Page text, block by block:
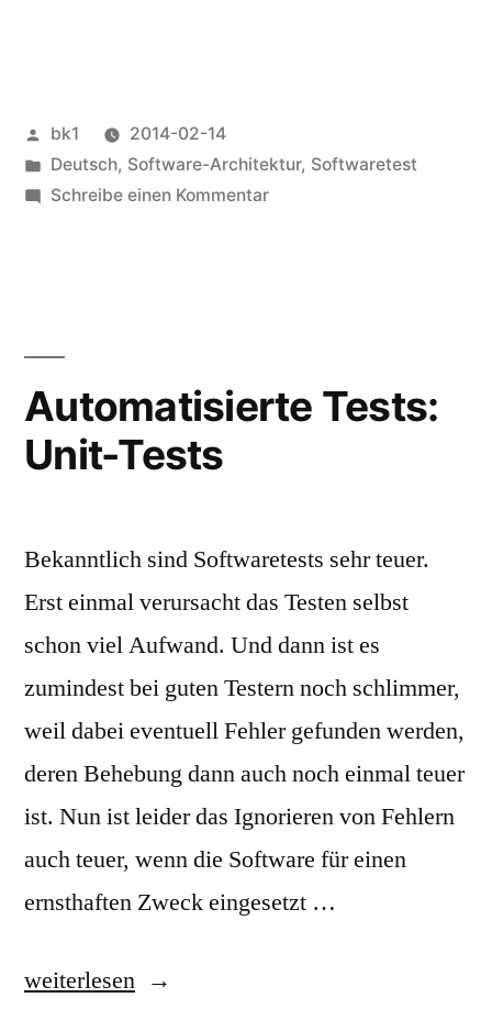
Veröffentlicht
von
bk1
2014-02-14
Veröffentlicht
unter
Deutsch, Software-Architektur, Softwaretest
Schreibe einen Kommentarzu
Automatisierte Tests:
Unit-Tests
Bekanntlich sind Softwaretests sehr teuer.
Erst einmal verursacht das Testen selbst
schon viel Aufwand. Und dann ist es
zumindest bei guten Testern noch schlimmer,
weil dabei eventuell Fehler gefunden werden,
deren Behebung dann auch noch einmal teuer
ist. Nun ist leider das Ignorieren von Fehlern
auch teuer, wenn die Software für einen
ernsthaften Zweck eingesetzt …
„Automatisierte
weiterlesen